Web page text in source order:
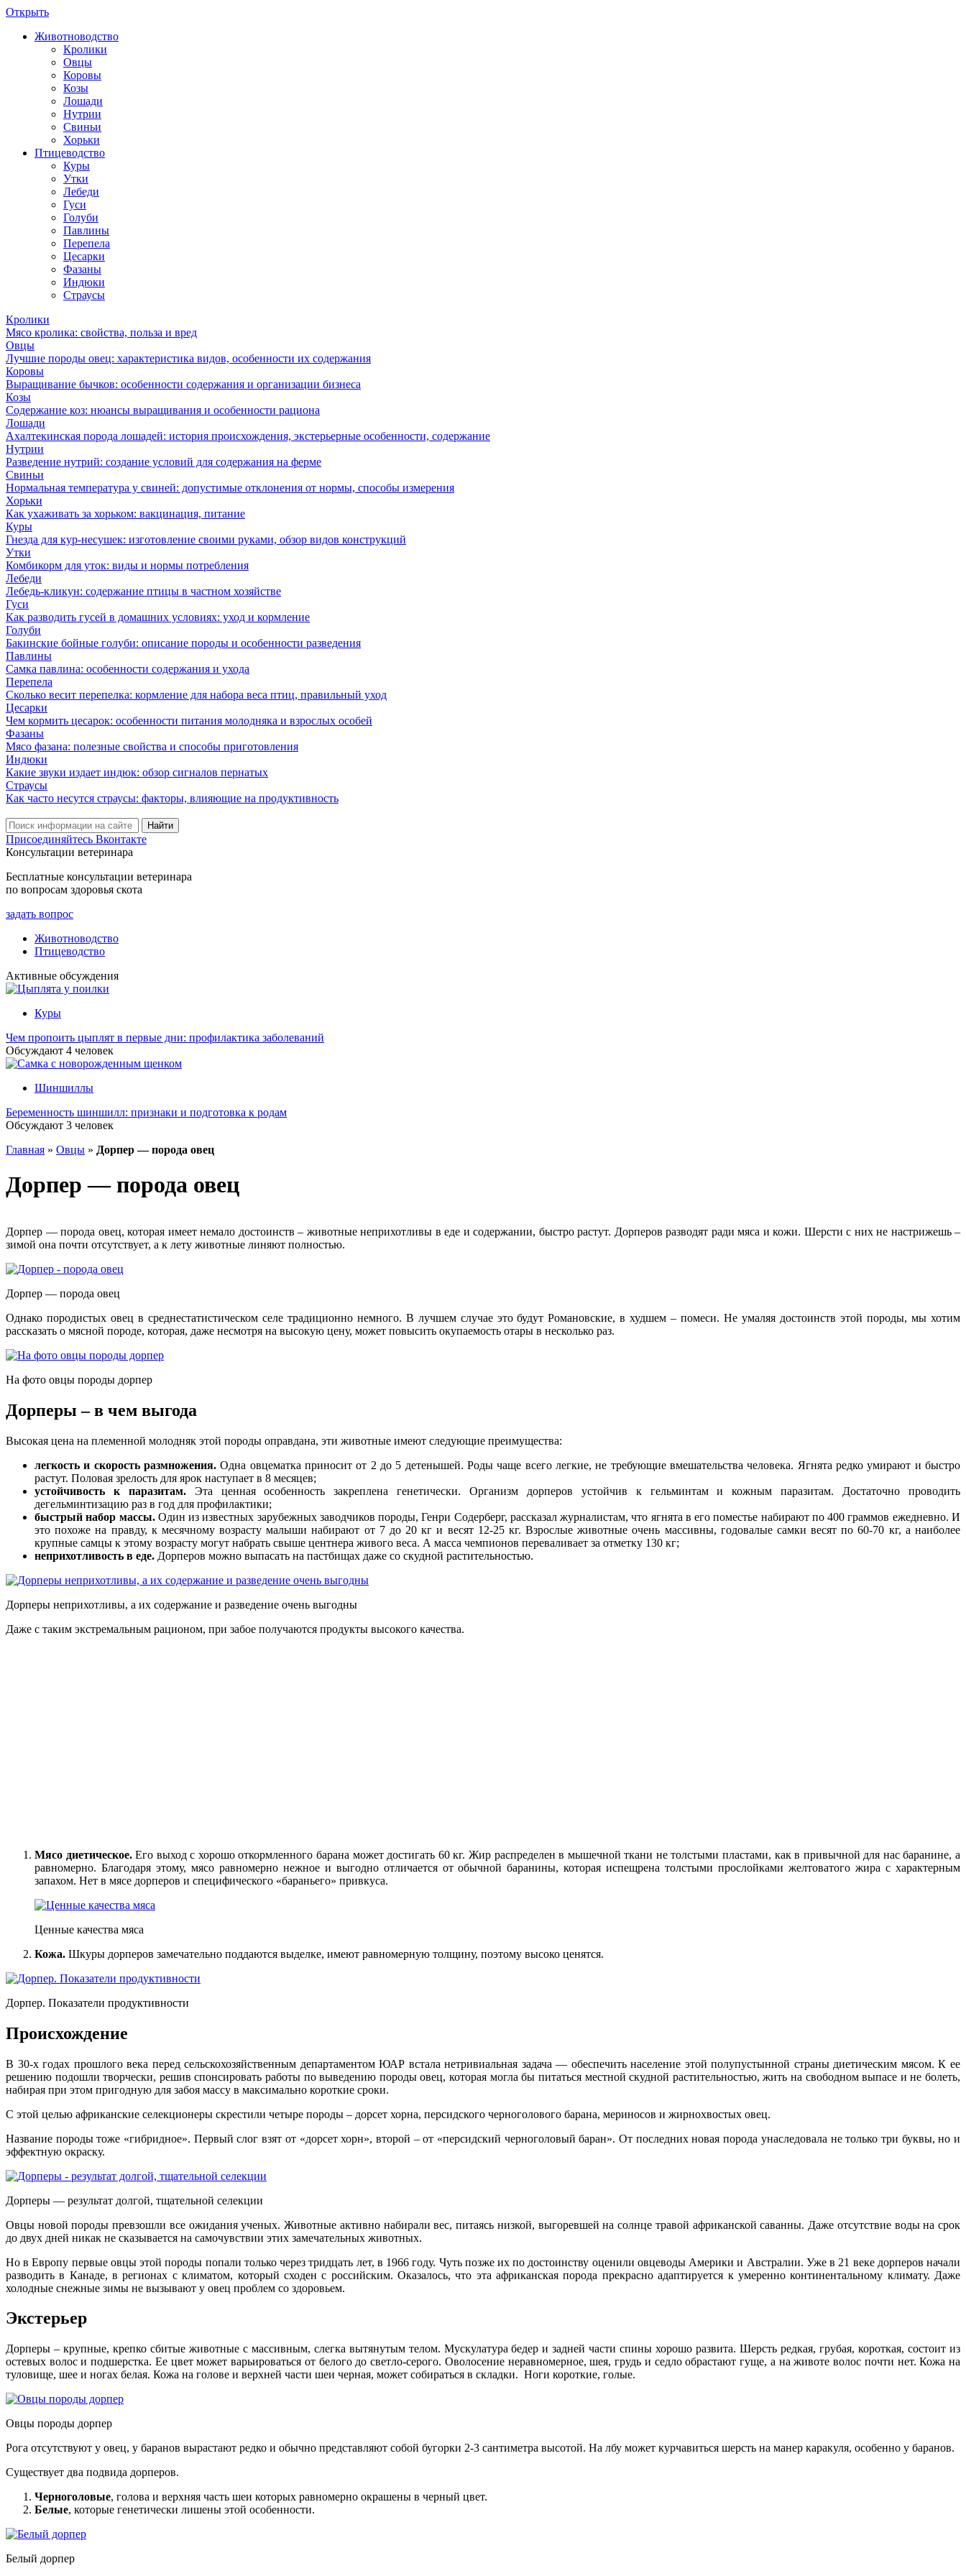
Открыть
Животноводство
Кролики
Овцы
Коровы
Козы
Лошади
Нутрии
Свиньи
Хорьки
Птицеводство
Куры
Утки
Лебеди
Гуси
Голуби
Павлины
Перепела
Цесарки
Фазаны
Индюки
Страусы
Кролики
Мясо кролика: свойства, польза и вред
Овцы
Лучшие породы овец: характеристика видов, особенности их содержания
Коровы
Выращивание бычков: особенности содержания и организации бизнеса
Козы
Содержание коз: нюансы выращивания и особенности рациона
Лошади
Ахалтекинская порода лошадей: история происхождения, экстерьерные особенности, содержание
Нутрии
Разведение нутрий: создание условий для содержания на ферме
Свиньи
Нормальная температура у свиней: допустимые отклонения от нормы, способы измерения
Хорьки
Как ухаживать за хорьком: вакцинация, питание
Куры
Гнезда для кур-несушек: изготовление своими руками, обзор видов конструкций
Утки
Комбикорм для уток: виды и нормы потребления
Лебеди
Лебедь-кликун: содержание птицы в частном хозяйстве
Гуси
Как разводить гусей в домашних условиях: уход и кормление
Голуби
Бакинские бойные голуби: описание породы и особенности разведения
Павлины
Самка павлина: особенности содержания и ухода
Перепела
Сколько весит перепелка: кормление для набора веса птиц, правильный уход
Цесарки
Чем кормить цесарок: особенности питания молодняка и взрослых особей
Фазаны
Мясо фазана: полезные свойства и способы приготовления
Индюки
Какие звуки издает индюк: обзор сигналов пернатых
Страусы
Как часто несутся страусы: факторы, влияющие на продуктивность
Присоединяйтесь Вконтакте
Консультации ветеринара
Бесплатные консультации ветеринара
по вопросам здоровья скота
задать вопрос
Животноводство
Птицеводство
Активные обсуждения
Куры
Чем пропоить цыплят в первые дни: профилактика заболеваний
Обсуждают 4 человек
Шиншиллы
Беременность шиншилл: признаки и подготовка к родам
Обсуждают 3 человек
Главная » Овцы » Дорпер — порода овец
Дорпер — порода овец
Дорпер — порода овец, которая имеет немало достоинств – животные неприхотливы в еде и содержании, быстро растут. Дорперов разводят ради мяса и кожи. Шерсти с них не настрижешь –
зимой она почти отсутствует, а к лету животные линяют полностью.
Дорпер — порода овец
Однако породистых овец в среднестатистическом селе традиционно немного. В лучшем случае это будут Романовские, в худшем – помеси. Не умаляя достоинств этой породы, мы хотим
рассказать о мясной породе, которая, даже несмотря на высокую цену, может повысить окупаемость отары в несколько раз.
На фото овцы породы дорпер
Дорперы – в чем выгода
Высокая цена на племенной молодняк этой породы оправдана, эти животные имеют следующие преимущества:
легкость и скорость размножения. Одна овцематка приносит от 2 до 5 детенышей. Роды чаще всего легкие, не требующие вмешательства человека. Ягнята редко умирают и быстро
растут. Половая зрелость для ярок наступает в 8 месяцев;
устойчивость к паразитам.Эта ценная особенность закреплена генетически. Организм дорперов устойчив к гельминтам и кожным паразитам. Достаточно проводить
дегельминтизацию раз в год для профилактики;
быстрый набор массы.Один из известных зарубежных заводчиков породы, Генри Содерберг, рассказал журналистам, что ягнята в его поместье набирают по 400 граммов ежедневно. И
это похоже на правду, к месячному возрасту малыши набирают от 7 до 20 кг и весят 12-25 кг. Взрослые животные очень массивны, годовалые самки весят по 60-70 кг, а наиболее
крупные самцы к этому возрасту могут набрать свыше центнера живого веса. А масса чемпионов переваливает за отметку 130 кг;
неприхотливость в еде. Дорперов можно выпасать на пастбищах даже со скудной растительностью.
Дорперы неприхотливы, а их содержание и разведение очень выгодны
Даже с таким экстремальным рационом, при забое получаются продукты высокого качества.
Мясо диетическое.Его выход с хорошо откормленного барана может достигать 60 кг. Жир распределен в мышечной ткани не толстыми пластами, как в привычной для нас баранине, а
равномерно. Благодаря этому, мясо равномерно нежное и выгодно отличается от обычной баранины, которая испещрена толстыми прослойками желтоватого жира с характерным
запахом. Нет в мясе дорперов и специфического «бараньего» привкуса.
Ценные качества мяса
Кожа. Шкуры дорперов замечательно поддаются выделке, имеют равномерную толщину, поэтому высоко ценятся.
Дорпер. Показатели продуктивности
Происхождение
В 30-х годах прошлого века перед сельскохозяйственным департаментом ЮАР встала нетривиальная задача — обеспечить население этой полупустынной страны диетическим мясом. К ее
решению подошли творчески, решив спонсировать работы по выведению породы овец, которая могла бы питаться местной скудной растительностью, жить на свободном выпасе и не болеть,
набирая при этом пригодную для забоя массу в максимально короткие сроки.
С этой целью африканские селекционеры скрестили четыре породы – дорсет хорна, персидского черноголового барана, мериносов и жирнохвостых овец.
Название породы тоже «гибридное». Первый слог взят от «дорсет хорн», второй – от «персидский черноголовый баран». От последних новая порода унаследовала не только три буквы, но и
эффектную окраску.
Дорперы — результат долгой, тщательной селекции
Овцы новой породы превзошли все ожидания ученых. Животные активно набирали вес, питаясь низкой, выгоревшей на солнце травой африканской саванны. Даже отсутствие воды на срок
до двух дней никак не сказывается на самочувствии этих замечательных животных.
Но в Европу первые овцы этой породы попали только через тридцать лет, в 1966 году. Чуть позже их по достоинству оценили овцеводы Америки и Австралии. Уже в 21 веке дорперов начали
разводить в Канаде, в регионах с климатом, который сходен с российским. Оказалось, что эта африканская порода прекрасно адаптируется к умеренно континентальному климату. Даже
холодные снежные зимы не вызывают у овец проблем со здоровьем.
Экстерьер
Дорперы – крупные, крепко сбитые животные с массивным, слегка вытянутым телом. Мускулатура бедер и задней части спины хорошо развита. Шерсть редкая, грубая, короткая, состоит из
остевых волос и подшерстка. Ее цвет может варьироваться от белого до светло-серого. Оволосение неравномерное, шея, грудь и седло обрастают гуще, а на животе волос почти нет. Кожа на
туловище, шее и ногах белая. Кожа на голове и верхней части шеи черная, может собираться в складки. Ноги короткие, голые.
Овцы породы дорпер
Рога отсутствуют у овец, у баранов вырастают редко и обычно представляют собой бугорки 2-3 сантиметра высотой. На лбу может курчавиться шерсть на манер каракуля, особенно у баранов.
Существует два подвида дорперов.
Черноголовые, голова и верхняя часть шеи которых равномерно окрашены в черный цвет.
Белые, которые генетически лишены этой особенности.
Белый дорпер